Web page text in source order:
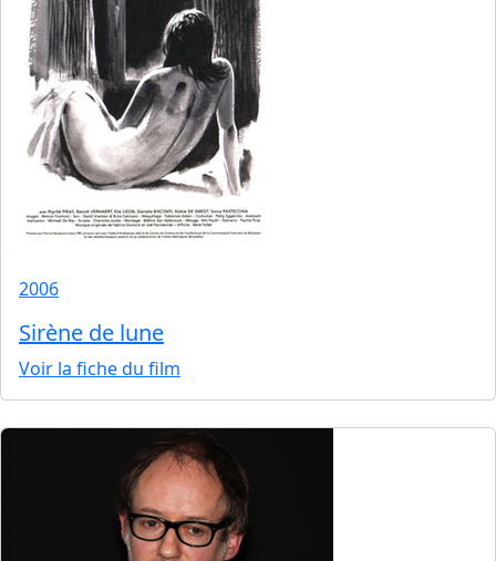
2006
Sirène de lune
Voir la fiche du film